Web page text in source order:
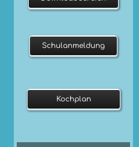
Schulanmeldung
Kochplan